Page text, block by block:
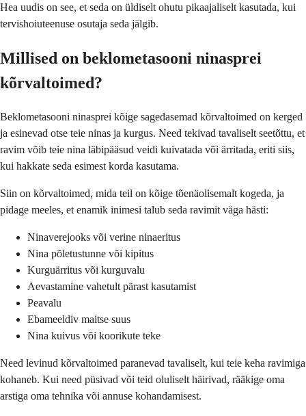
Hea uudis on see, et seda on üldiselt ohutu pikaajaliselt kasutada, kui
tervishoiuteenuse osutaja seda jälgib.
Millised on beklometasooni ninasprei
kõrvaltoimed?
Beklometasooni ninasprei kõige sagedasemad kõrvaltoimed on kerged
ja esinevad otse teie ninas ja kurgus. Need tekivad tavaliselt seetõttu, et
ravim võib teie nina läbipääsud veidi kuivatada või ärritada, eriti siis,
kui hakkate seda esimest korda kasutama.
Siin on kõrvaltoimed, mida teil on kõige tõenäolisemalt kogeda, ja
pidage meeles, et enamik inimesi talub seda ravimit väga hästi:
Ninaverejooks või verine ninaeritus
Nina põletustunne või kipitus
Kurguärritus või kurguvalu
Aevastamine vahetult pärast kasutamist
Peavalu
Ebameeldiv maitse suus
Nina kuivus või koorikute teke
Need levinud kõrvaltoimed paranevad tavaliselt, kui teie keha ravimiga
kohaneb. Kui need püsivad või teid oluliselt häirivad, rääkige oma
arstiga oma tehnika või annuse kohandamisest.